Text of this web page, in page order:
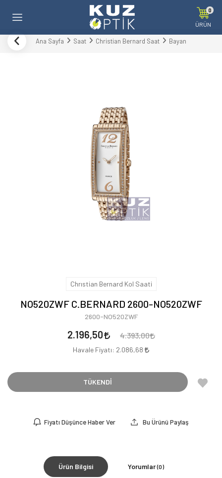
0
ÜRÜN
Ana Sayfa Saat Christian Bernard Saat Bayan
Chrıstian Bernard Kol Saati
NO520ZWF C.BERNARD 2600-NO520ZWF
2600-NO520ZWF
2.196,50 4.393,00
Havale Fiyatı: 2.086,68
TÜKENDİ
Fiyatı Düşünce Haber Ver Bu Ürünü Paylaş
Ürün Bilgisi Yorumlar(0)